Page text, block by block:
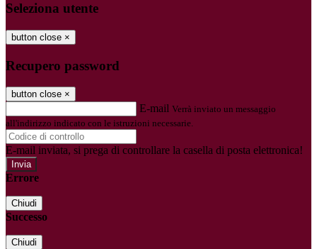
Seleziona utente
button close ×
Recupero password
button close ×
E-mail Verrà inviato un messaggio
all'indirizzo indicato con le istruzioni necessarie.
E-mail inviata, si prega di controllare la casella di posta elettronica!
Errore
Chiudi
Successo
Chiudi